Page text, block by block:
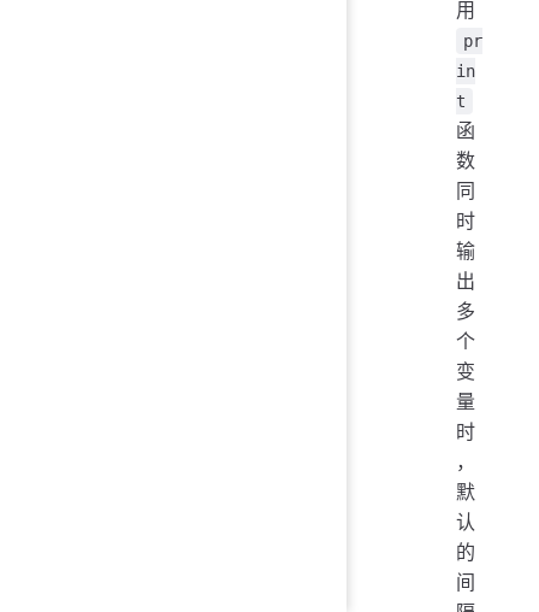
用
pr
in
t
函
数
同
时
输
出
多
个
变
量
时
，
默
认
的
间